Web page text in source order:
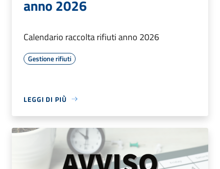
anno 2026
Calendario raccolta rifiuti anno 2026
Gestione rifiuti
LEGGI DI PIÙ